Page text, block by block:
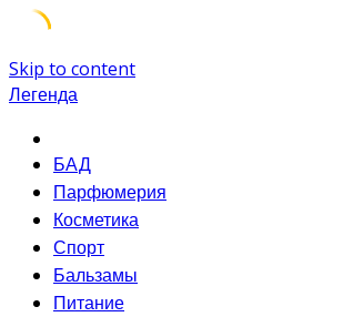
Skip to content
Легенда
БАД
Парфюмерия
Косметика
Спорт
Бальзамы
Питание